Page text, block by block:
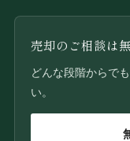
売却のご相談は
どんな段階からで
い。